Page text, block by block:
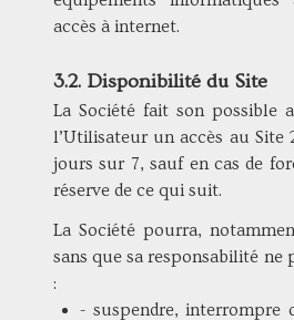
accès à internet.
3.2. Disponibilité du Site
La Société fait son possible
l’Utilisateur un accès au Site
jours sur 7, sauf en cas de
réserve de ce qui suit.
La Société pourra,
sans que sa responsabilité ne
:
- suspendre, interrompre